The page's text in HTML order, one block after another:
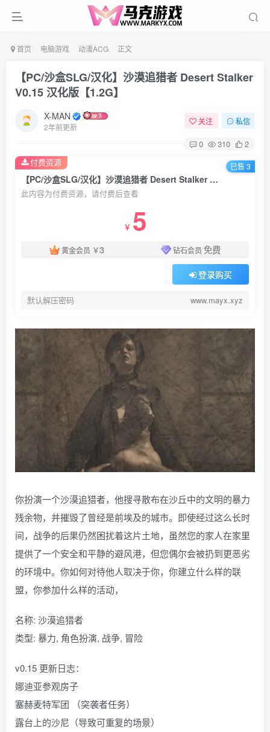
首页 电脑游戏 动漫ACG 正文
【PC/沙盒SLG/汉化】沙漠追猎者 Desert Stalker
V0.15 汉化版【1.2G】
X-MAN
2年前更新
关注 私信
0 310 2
【PC/沙盒SLG/汉化】沙漠追猎者 Desert Stalker V0.15 汉化版【1.2G】
此内容为付费资源，请付费后查看
￥ 5
黄金会员 ￥3 钻石会员 免费
登录购买
默认解压密码 www.mayx.xyz
付费资源 已售 3
你扮演一个沙漠追猎者，他搜寻散布在沙丘中的文明的暴力
残余物，并摧毁了曾经是前埃及的城市。即使经过这么长时
间，战争的后果仍然困扰着这片土地，虽然您的家人在家里
提供了一个安全和平静的避风港，但您偶尔会被扔到更恶劣
的环境中。你如何对待他人取决于你，你建立什么样的联
盟，你参加什么样的活动，
名称: 沙漠追猎者
类型: 暴力, 角色扮演, 战争, 冒险
v0.15 更新日志：
娜迪亚参观房子
塞赫麦特军团 （突袭者任务）
露台上的沙尼（导致可重复的场景）